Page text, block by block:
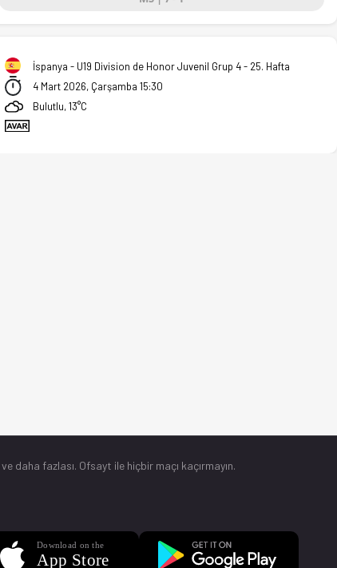
İspanya - U19 Division de Honor Juvenil Grup 4 - 25. Hafta
4 Mart 2026, Çarşamba 15:30
Bulutlu, 13°C
daha fazlası. Ofsayt ile hiçbir maçı kaçırmayın.